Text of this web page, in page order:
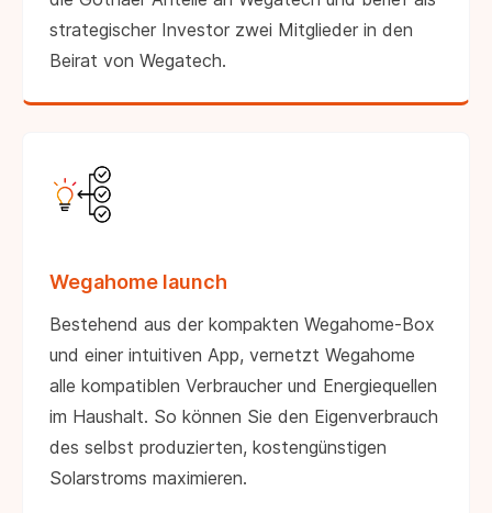
strategischer Investor zwei Mitglieder in den
Beirat von Wegatech.
Wegahome launch
Bestehend aus der kompakten Wegahome-Box
und einer intuitiven App, vernetzt Wegahome
alle kompatiblen Verbraucher und Energiequellen
im Haushalt. So können Sie den Eigenverbrauch
des selbst produzierten, kostengünstigen
Solarstroms maximieren.